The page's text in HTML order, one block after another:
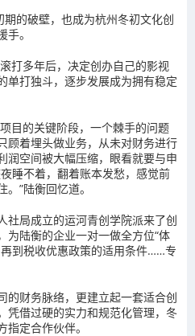
期的破壁，也成为杭州冬初文化创
。
打多年后，决定创办自己的影视
单打独斗，逐步发展成为拥有稳定
目的关键阶段，一个棘手的问题
着埋头做业务，从未对财务进行
润空间被大幅压缩，眼看就要与申
睡不着，翻着账本发愁，感觉前
”陆衡回忆道。
社局成立的运河青创学院派来了创
陆衡的企业一对一做全方位“体
到税收优惠政策的适用条件……专
的财务脉络，更建立起一套适合创
凭借过硬的实力和规范化管理，冬
定合作伙伴。